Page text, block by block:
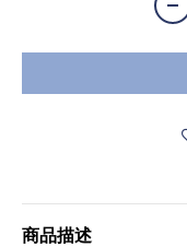
商品描述